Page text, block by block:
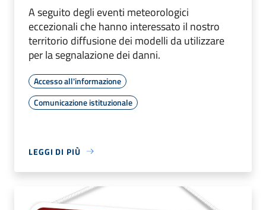
A seguito degli eventi meteorologici
eccezionali che hanno interessato il nostro
territorio diffusione dei modelli da utilizzare
per la segnalazione dei danni.
Accesso all'informazione
Comunicazione istituzionale
LEGGI DI PIÙ